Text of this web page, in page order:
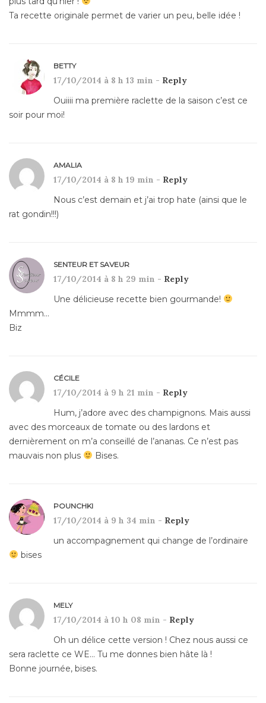
Ta recette originale permet de varier un peu, belle idée !
BETTY
17/10/2014 à 8 h 13 min - Reply
Ouiiii ma première raclette de la saison c’est ce
soir pour moi!
AMALIA
17/10/2014 à 8 h 19 min - Reply
Nous c’est demain et j’ai trop hate (ainsi que le
rat gondin!!!)
SENTEUR ET SAVEUR
17/10/2014 à 8 h 29 min - Reply
Une délicieuse recette bien gourmande!
Mmmm…
Biz
CÉCILE
17/10/2014 à 9 h 21 min - Reply
Hum, j’adore avec des champignons. Mais aussi
avec des morceaux de tomate ou des lardons et
dernièrement on m’a conseillé de l’ananas. Ce n’est pas
mauvais non plus
Bises.
POUNCHKI
17/10/2014 à 9 h 34 min - Reply
un accompagnement qui change de l’ordinaire
bises
MELY
17/10/2014 à 10 h 08 min - Reply
Oh un délice cette version ! Chez nous aussi ce
sera raclette ce WE… Tu me donnes bien hâte là !
Bonne journée, bises.